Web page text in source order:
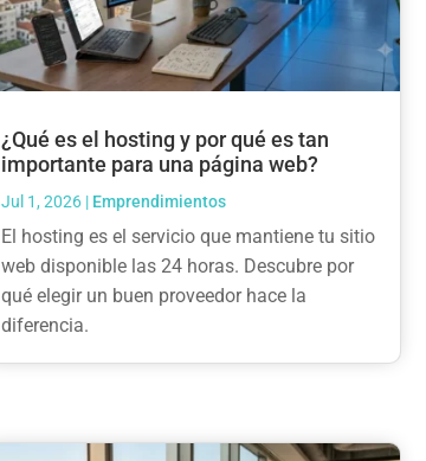
¿Qué es el hosting y por qué es tan
importante para una página web?
Jul 1, 2026| Emprendimientos
El hosting es el servicio que mantiene tu sitio
web disponible las 24 horas. Descubre por
qué elegir un buen proveedor hace la
diferencia.